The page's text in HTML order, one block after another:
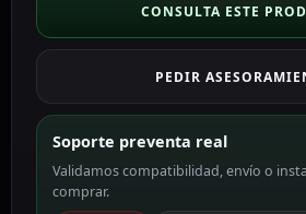
HDMI
HDMI-
1x2-
4K30-
CAT6-
cantidad
CONSULTA ESTE
PEDIR
Soporte preventa real
Validamos compatibilidad, envío o
comprar.